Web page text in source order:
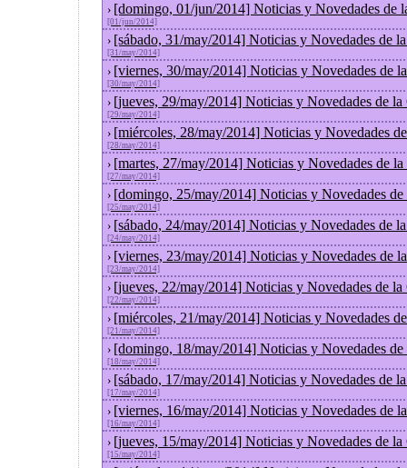
› [domingo, 01/jun/2014] Noticias y Novedades de
[01/jun/2014]
› [sábado, 31/may/2014] Noticias y Novedades de
[31/may/2014]
› [viernes, 30/may/2014] Noticias y Novedades de
[30/may/2014]
› [jueves, 29/may/2014] Noticias y Novedades de la
[29/may/2014]
› [miércoles, 28/may/2014] Noticias y Novedades
[28/may/2014]
› [martes, 27/may/2014] Noticias y Novedades de
[27/may/2014]
› [domingo, 25/may/2014] Noticias y Novedades
[25/may/2014]
› [sábado, 24/may/2014] Noticias y Novedades de
[24/may/2014]
› [viernes, 23/may/2014] Noticias y Novedades de
[23/may/2014]
› [jueves, 22/may/2014] Noticias y Novedades de la
[22/may/2014]
› [miércoles, 21/may/2014] Noticias y Novedades
[21/may/2014]
› [domingo, 18/may/2014] Noticias y Novedades
[18/may/2014]
› [sábado, 17/may/2014] Noticias y Novedades de
[17/may/2014]
› [viernes, 16/may/2014] Noticias y Novedades de
[16/may/2014]
› [jueves, 15/may/2014] Noticias y Novedades de la
[15/may/2014]